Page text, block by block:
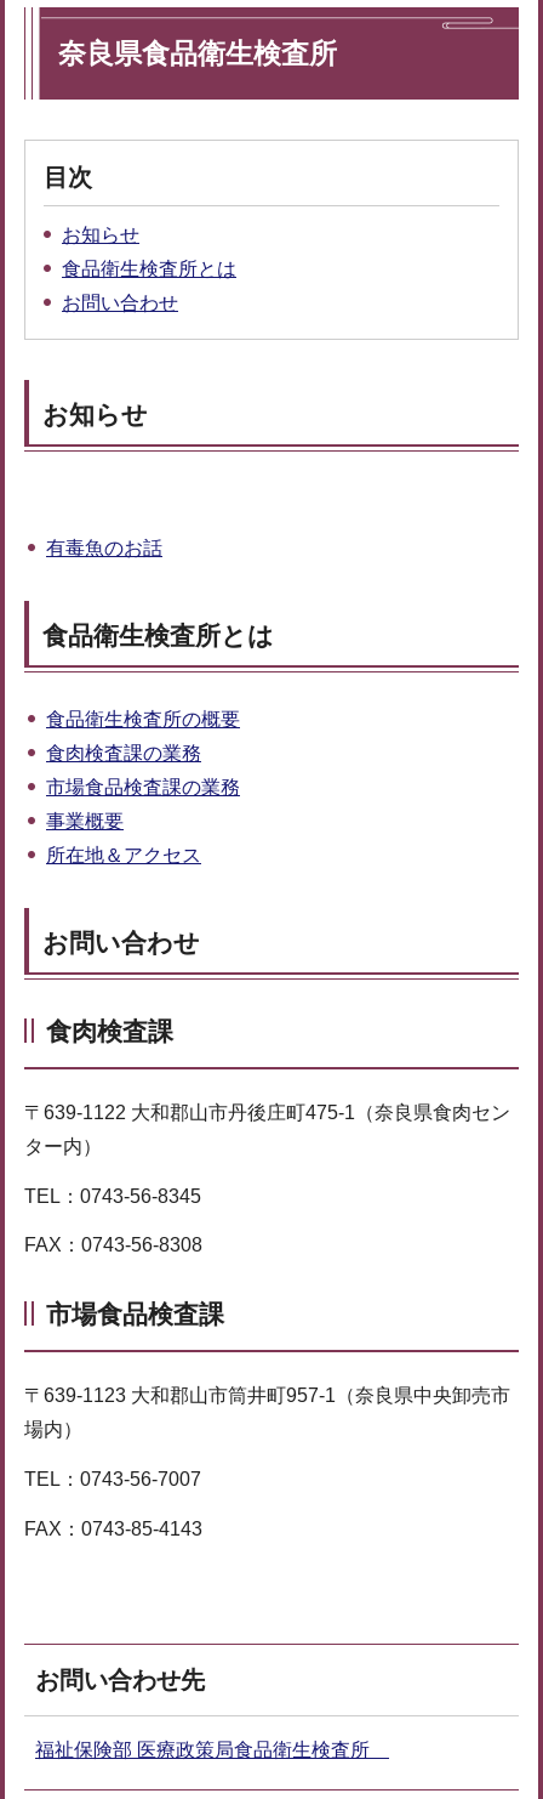
奈良県食品衛生検査所
目次
お知らせ
食品衛生検査所とは
お問い合わせ
お知らせ
有毒魚のお話
食品衛生検査所とは
食品衛生検査所の概要
食肉検査課の業務
市場食品検査課の業務
事業概要
所在地＆アクセス
お問い合わせ
食肉検査課
〒639-1122 大和郡山市丹後庄町475-1（奈良県食肉セン
ター内）
TEL：0743-56-8345
FAX：0743-56-8308
市場食品検査課
〒639-1123 大和郡山市筒井町957-1（奈良県中央卸売市
場内）
TEL：0743-56-7007
FAX：0743-85-4143
お問い合わせ先
福祉保険部 医療政策局食品衛生検査所